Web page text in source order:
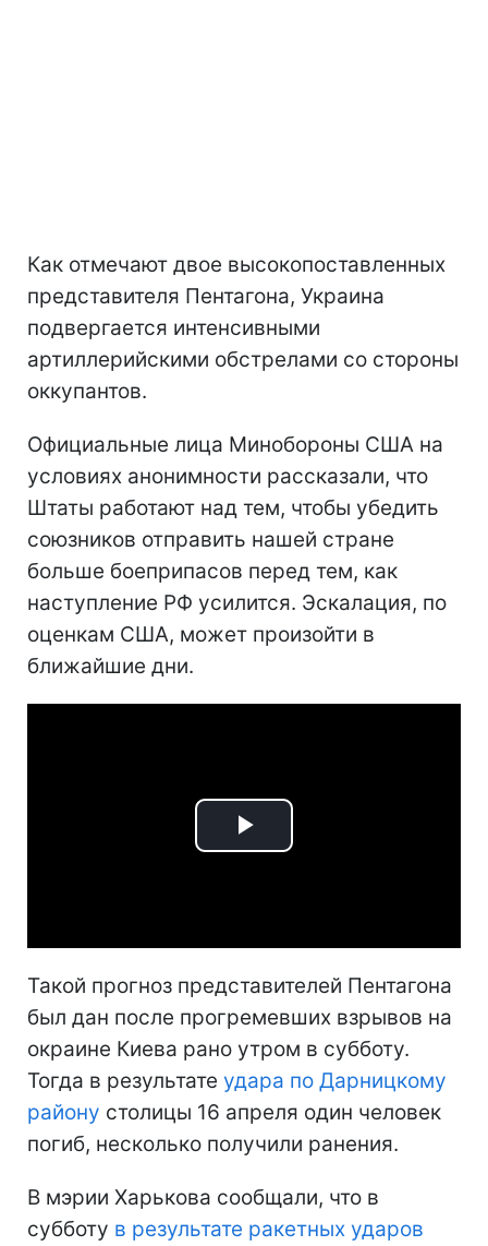
Как отмечают двое высокопоставленных
представителя Пентагона, Украина
подвергается интенсивными
артиллерийскими обстрелами со стороны
оккупантов.
Официальные лица Минобороны США на
условиях анонимности рассказали, что
Штаты работают над тем, чтобы убедить
союзников отправить нашей стране
больше боеприпасов перед тем, как
наступление РФ усилится. Эскалация, по
оценкам США, может произойти в
ближайшие дни.
Play
Такой прогноз представителей Пентагона
был дан после прогремевших взрывов на
окраине Киева рано утром в субботу.
Тогда в результате удара по Дарницкому
району столицы 16 апреля один человек
погиб, несколько получили ранения.
В мэрии Харькова сообщали, что в
субботу в результате ракетных ударов